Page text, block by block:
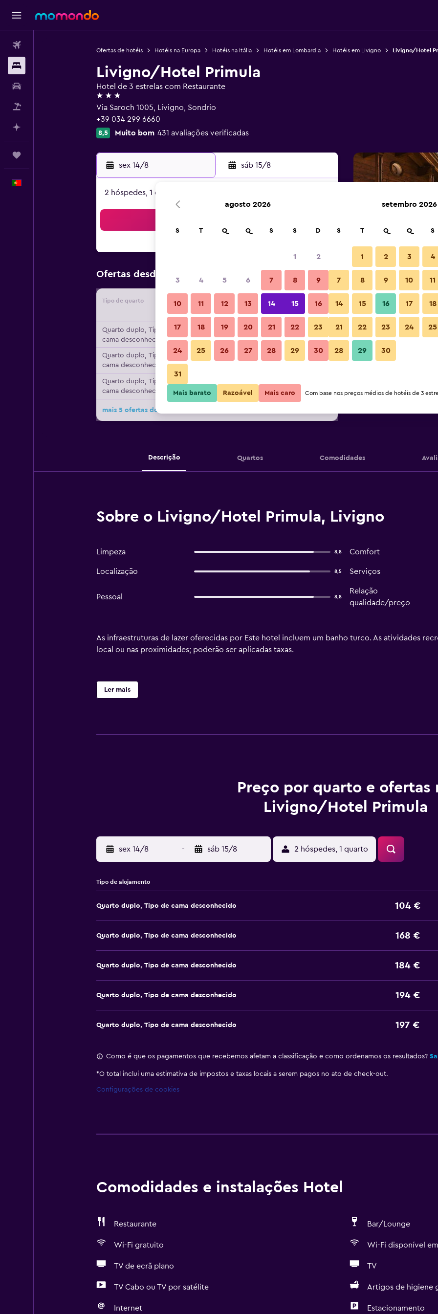
Ofertas de hotéis Hotéis na Europa Hotéis na Itália Hotéis em Lombardia Hotéis em Livigno Livigno/Hotel
Livigno/Hotel Primula
Hotel de 3 estrelas com Restaurante
3 estrelas
Via Saroch 1005, Livigno, Sondrio
+39 034 299 6660
8,5 Muito bom 431 avaliações verificadas
sex 14/8 - sáb 15/8
2 hóspedes, 1 quarto
Ofertas desde preço por noite mais barato(a)
Tipo de quarto Fornecedor
Total por
Quarto duplo, Tipo de
cama desconhecido
104 € Ver oferta
Quarto duplo, Tipo de
cama desconhecido
168 € Ver oferta
Quarto duplo, Tipo de
cama desconhecido
184 € Ver oferta
mais 5 ofertas do Livigno/Hotel Primula
Outra
Fotos
Descrição Quartos Comodidades
Sobre o Livigno/Hotel Primula, Livigno
Limpeza 8,8 Comfort
Localização 8,5 Serviços
Pessoal 8,8
Relação
qualidade/preço
As infraestruturas de lazer oferecidas por Este hotel incluem um banho turco. As atividades
local ou nas proximidades; poderão ser aplicadas taxas.
Ler mais
Preço por quarto e ofertas
Livigno/Hotel Primula
sex 14/8 - sáb 15/8 2 hóspedes, 1 quarto
Tipo de alojamento
Quarto duplo, Tipo de cama desconhecido 104 €
Quarto duplo, Tipo de cama desconhecido 168 €
Quarto duplo, Tipo de cama desconhecido 184 €
Quarto duplo, Tipo de cama desconhecido 194 €
Quarto duplo, Tipo de cama desconhecido 197 €
Como é que os pagamentos que recebemos afetam a classificação e como ordenamos os resultados?
*O total inclui uma estimativa de impostos e taxas locais a serem pagos no ato de check-out.
Configurações de cookies
Comodidades e instalações Hotel
Restaurante Bar/Lounge
Wi-Fi gratuito Wi-Fi disponível
TV de ecrã plano TV
TV Cabo ou TV por satélite Artigos de higiene
Internet Estacionamento
agosto 2026
S T Q Q S S D
1 2
3 4 5 6 7 8 9
10 11 12 13 14 15 16
17 18 19 20 21 22 23
24 25 26 27 28 29 30
31
setembro 2026
S T Q Q S
1 2 3 4
7 8 9 10 11
14 15 16 17 18
21 22 23 24 25
28 29 30
Mais barato Razoável Mais caro Com base nos preços médios de hotéis de 3